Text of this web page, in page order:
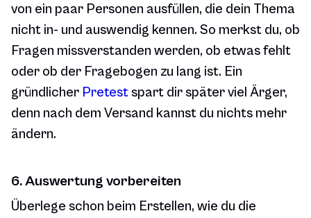
von ein paar Personen ausfüllen, die dein Thema
nicht in- und auswendig kennen. So merkst du, ob
Fragen missverstanden werden, ob etwas fehlt
oder ob der Fragebogen zu lang ist. Ein
gründlicher Pretestspart dir später viel Ärger,
denn nach dem Versand kannst du nichts mehr
ändern.
6. Auswertung vorbereiten
Überlege schon beim Erstellen, wie du die